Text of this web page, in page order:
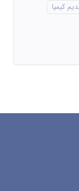
کیمیا